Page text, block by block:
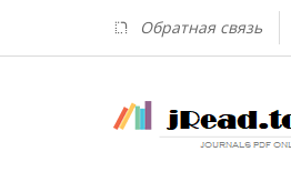
Обратная связь